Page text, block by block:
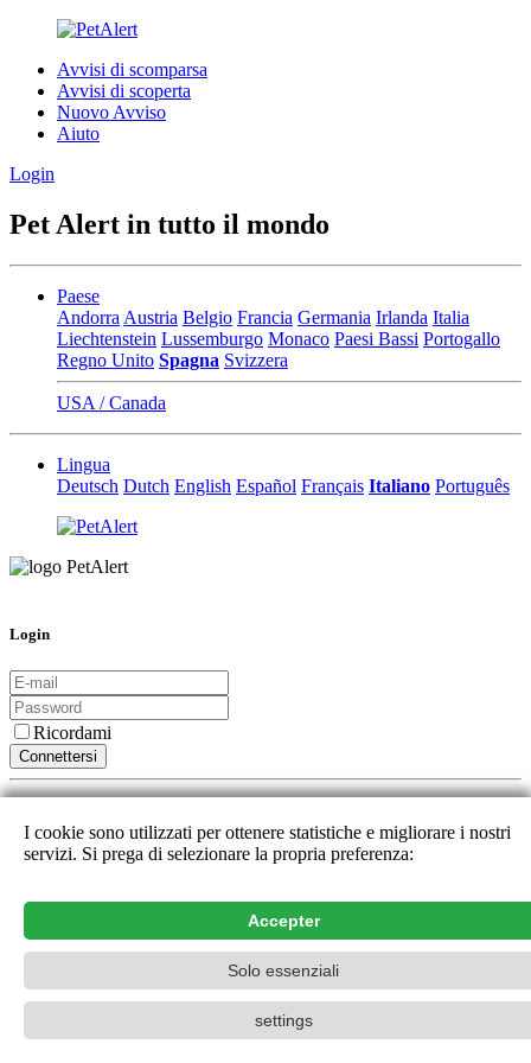
Avvisi di scomparsa
Avvisi di scoperta
Nuovo Avviso
Aiuto
Login
Pet Alert in tutto il mondo
Paese
Andorra Austria Belgio Francia Germania Irlanda Italia
Liechtenstein Lussemburgo Monaco Paesi Bassi Portogallo
Regno Unito Spagna Svizzera
USA / Canada
Lingua
Deutsch Dutch English Español Français Italiano Português
Login
Ricordami
Connettersi
Nuovo utente
Contatto
PetAlert La rete di ricerca ufficiale,2015-2026
I cookie sono utilizzati per ottenere statistiche e migliorare i nostri
servizi. Si prega di selezionare la propria preferenza:
Accepter
Solo essenziali
settings